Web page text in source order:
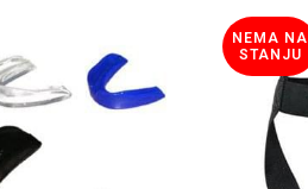
NEMA NA
STANJU